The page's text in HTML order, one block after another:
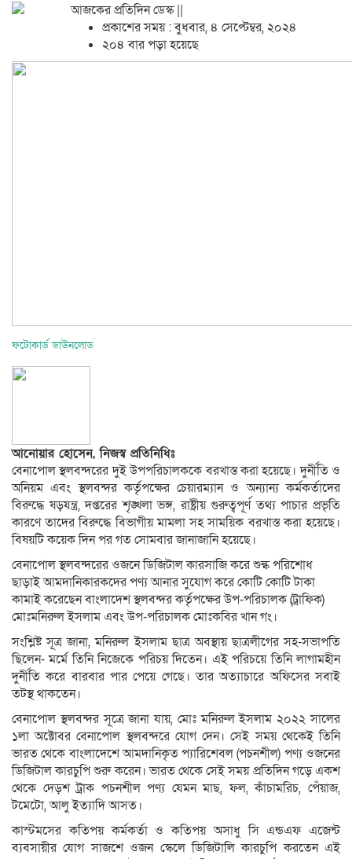
আজকের প্রতিদিন ডেস্ক ||
প্রকাশের সময় : বুধবার, ৪ সেপ্টেম্বর, ২০২৪
২০৪ বার পড়া হয়েছে
ফটোকার্ড ডাউনলোড
আনোয়ার হোসেন, নিজস্ব প্রতিনিধিঃ
বেনাপোল স্থলবন্দরের দুই উপপরিচালককে বরখাস্ত করা হয়েছে। দুর্নীতি ও
অনিয়ম এবং স্থলবন্দর কর্তৃপক্ষের চেয়ারম্যান ও অন্যান্য কর্মকর্তাদের
বিরুদ্ধে ষড়যন্ত্র, দপ্তরের শৃঙ্খলা ভঙ্গ, রাষ্ট্রীয় গুরুত্বপূর্ণ তথ্য পাচার প্রভৃতি
কারণে তাদের বিরুদ্ধে বিভাগীয় মামলা সহ সাময়িক বরখাস্ত করা হয়েছে।
বিষয়টি কয়েক দিন পর গত সোমবার জানাজানি হয়েছে।
বেনাপোল স্থলবন্দরের ওজনে ডিজিটাল কারসাজি করে শুল্ক পরিশোধ
ছাড়াই আমদানিকারকদের পণ্য আনার সুযোগ করে কোটি কোটি টাকা
কামাই করেছেন বাংলাদেশ স্থলবন্দর কর্তৃপক্ষের উপ-পরিচালক (ট্রাফিক)
মোঃমনিরুল ইসলাম এবং উপ-পরিচালক মোঃকবির খান গং।
সংশ্লিষ্ট সূত্র জানা, মনিরুল ইসলাম ছাত্র অবস্থায় ছাত্রলীগের সহ-সভাপতি
ছিলেন- মর্মে তিনি নিজেকে পরিচয় দিতেন। এই পরিচয়ে তিনি লাগামহীন
দুর্নীতি করে বারবার পার পেয়ে গেছে। তার অত্যাচারে অফিসের সবাই
তটস্থ থাকতেন।
বেনাপোল স্থলবন্দর সূত্রে জানা যায়, মোঃ মনিরুল ইসলাম ২০২২ সালের
১লা অক্টোবর বেনাপোল স্থলবন্দরে যোগ দেন। সেই সময় থেকেই তিনি
ভারত থেকে বাংলাদেশে আমদানিকৃত প্যারিশেবল (পচনশীল) পণ্য ওজনের
ডিজিটাল কারচুপি শুরু করেন। ভারত থেকে সেই সময় প্রতিদিন গড়ে একশ
থেকে দেড়শ ট্রাক পচনশীল পণ্য যেমন মাছ, ফল, কাঁচামরিচ, পেঁয়াজ,
টমেটো, আলু ইত্যাদি আসত।
কাস্টমসের কতিপয় কর্মকর্তা ও কতিপয় অসাধু সি এন্ডএফ এজেন্ট
ব্যবসায়ীর যোগ সাজশে ওজন স্কেলে ডিজিটালি কারচুপি করতেন এই